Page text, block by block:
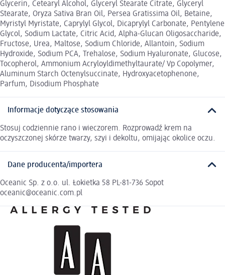
Glycerin, Cetearyl Alcohol, Glyceryl Stearate Citrate, Glyceryl
Stearate, Oryza Sativa Bran Oil, Persea Gratissima Oil, Betaine,
Myristyl Myristate, Caprylyl Glycol, Dicaprylyl Carbonate, Pentylene
Glycol, Sodium Lactate, Citric Acid, Alpha-Glucan Oligosaccharide,
Fructose, Urea, Maltose, Sodium Chloride, Allantoin, Sodium
Hydroxide, Sodium PCA, Trehalose, Sodium Hyaluronate, Glucose,
Tocopherol, Ammonium Acryloyldimethyltaurate/ Vp Copolymer,
Aluminum Starch Octenylsuccinate, Hydroxyacetophenone,
Parfum, Disodium Phosphate
Informacje dotyczące stosowania
Stosuj codziennie rano i wieczorem. Rozprowadź krem na
oczyszczonej skórze twarzy, szyi i dekoltu, omijając okolice oczu.
Dane producenta/importera
Oceanic Sp. z o.o. ul. Łokietka 58 PL-81-736 Sopot
oceanic@oceanic.com.pl